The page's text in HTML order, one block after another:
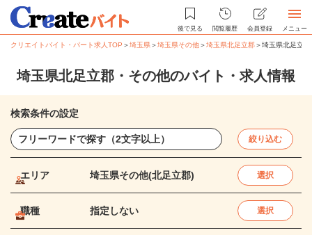
後で見る 閲覧履歴 会員登録 メニュー
クリエイトバイト・パート求人TOP ＞埼玉県＞埼玉県その他＞埼玉県北足立郡＞埼玉県北足立
埼玉県北足立郡・その他のバイト・求人情報
検索条件の設定
絞り込む
エリア 埼玉県その他(北足立郡) 選択
職種 指定しない 選択